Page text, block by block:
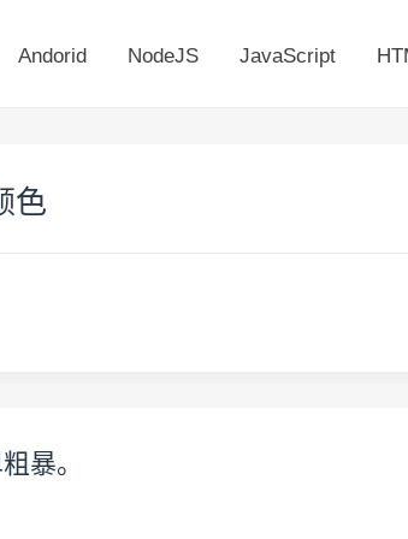
Andorid NodeJS JavaScript
色
暴。